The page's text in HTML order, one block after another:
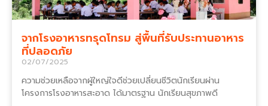
จากโรงอาหารทรุดโทรม สู่พื้นที่รับประทานอาหาร
ที่ปลอดภัย
02/07/2025
ความช่วยเหลือจากผู้ใหญ่ใจดีช่วยเปลี่ยนชีวิตนักเรียนผ่าน
โครงการโรงอาหารสะอาด ได้มาตรฐาน นักเรียนสุขภาพดี